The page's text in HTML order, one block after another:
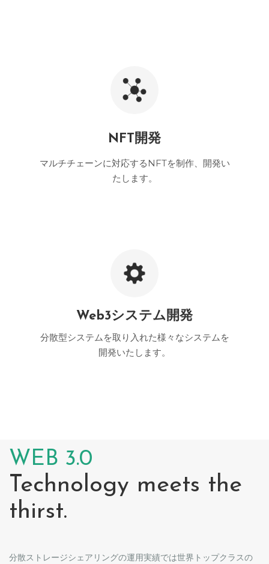
NFT開発
マルチチェーンに対応するNFTを制作、開発い
たします。
Web3システム開発
分散型システムを取り入れた様々なシステムを
開発いたします。
WEB 3.0
Technology meets the
thirst.
分散ストレージシェアリングの運用実績では世界トップクラスの